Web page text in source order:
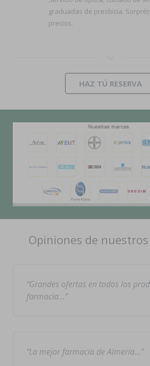
graduadas de presbicia.
precios.
HAZ TÚ RESERVA
Opiniones de
Grandes ofertas en todos los
farmacia…
La mejor farmacia de Almería…